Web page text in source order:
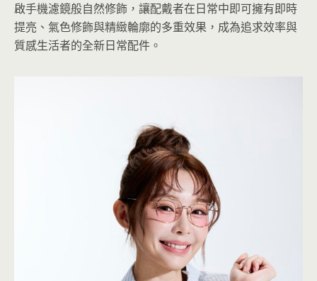
啟手機濾鏡般自然修飾，讓配戴者在日常中即可擁有即時
提亮、氣色修飾與精緻輪廓的多重效果，成為追求效率與
質感生活者的全新日常配件。